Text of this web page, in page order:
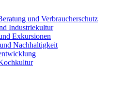
und Verbraucherschutz
Industriekultur
Exkursionen
Nachhaltigkeit